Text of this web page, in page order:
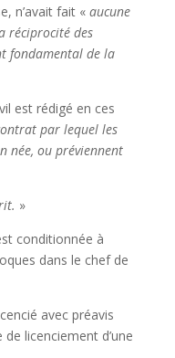
n’avait fait « aucune
réciprocité des
fondamental de la
est rédigé en ces
par lequel les
née, ou préviennent
»
conditionnée à
dans le chef de
avec préavis
licenciement d’une